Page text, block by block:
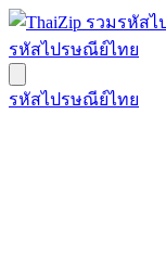
รหัสไปรษณีย์ไทย
รหัสไปรษณีย์ไทย